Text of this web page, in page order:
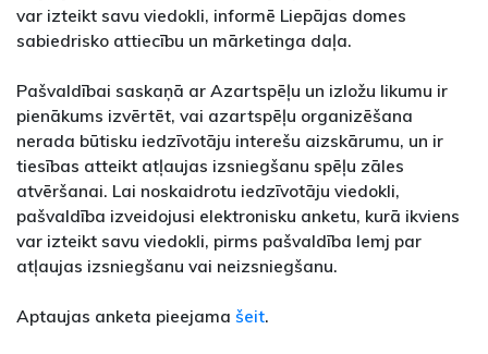
var izteikt savu viedokli, informē Liepājas domes
sabiedrisko attiecību un mārketinga daļa.
Pašvaldībai saskaņā ar Azartspēļu un izložu likumu ir
pienākums izvērtēt, vai azartspēļu organizēšana
nerada būtisku iedzīvotāju interešu aizskārumu, un ir
tiesības atteikt atļaujas izsniegšanu spēļu zāles
atvēršanai. Lai noskaidrotu iedzīvotāju viedokli,
pašvaldība izveidojusi elektronisku anketu, kurā ikviens
var izteikt savu viedokli, pirms pašvaldība lemj par
atļaujas izsniegšanu vai neizsniegšanu.
Aptaujas anketa pieejama šeit.